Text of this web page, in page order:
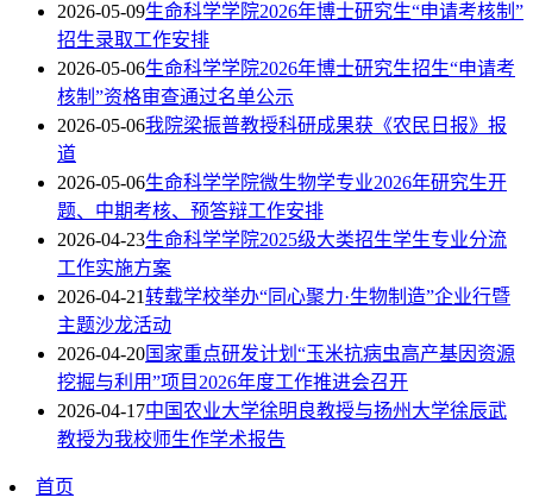
2026-05-09生命科学学院2026年博士研究生“申请考核制”
招生录取工作安排
2026-05-06生命科学学院2026年博士研究生招生“申请考
核制”资格审查通过名单公示
2026-05-06我院梁振普教授科研成果获《农民日报》报
道
2026-05-06生命科学学院微生物学专业2026年研究生开
题、中期考核、预答辩工作安排
2026-04-23生命科学学院2025级大类招生学生专业分流
工作实施方案
2026-04-21转载学校举办“同心聚力·生物制造”企业行暨
主题沙龙活动
2026-04-20国家重点研发计划“玉米抗病虫高产基因资源
挖掘与利用”项目2026年度工作推进会召开
2026-04-17中国农业大学徐明良教授与扬州大学徐辰武
教授为我校师生作学术报告
首页